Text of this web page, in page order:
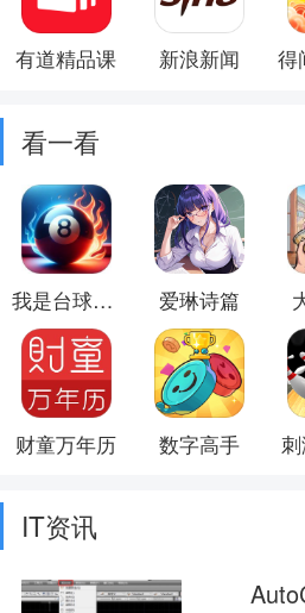
有道精品课 新浪新闻
看一看
我是台球大师 爱琳诗篇
财童万年历 数字高手
IT资讯